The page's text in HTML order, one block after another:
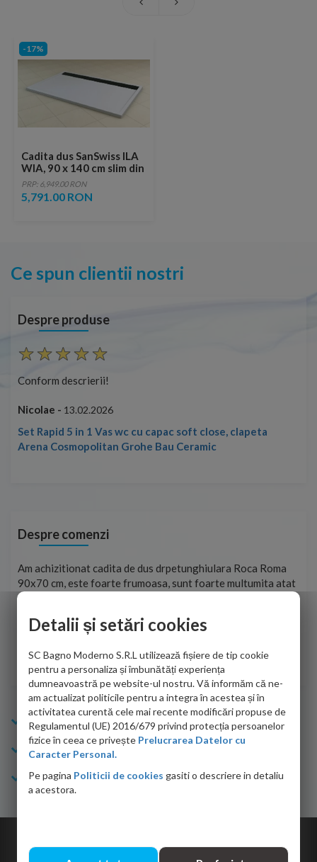
-17%
Cadita dus SanSwiss ILA
WIA, 90 x 140 cm slim din
marmura compozita alb,
negru
PRP: 6,949.00 RON
5,791.00 RON
Ce spun clientii nostri
Despre produse
Conform descrierii!
Nicolae - 13.02.2026
Set Rapid 5 in 1 Vas wc cu capac soft close, clapeta
Arena Cosmopolitan Grohe Bau Ceramic
Despre comenzi
Am achizitionat cadita de dus drpetunghiulara Roca Roma
90x70 cm, este foarte frumoasa, sunt foarte multumita atat
de personalul firmei dvs. cu care am colaborat in obtinerea
adus coletul in siguranta.Numai bine, va doresc!
Sofrone Viviana -28.07.2026
Info Bagno
Cumparaturi
Suport clienti
Detalii și setări cookies
SC Bagno Moderno S.R.L utilizează fișiere de tip cookie
pentru a personaliza și îmbunătăți experiența
dumneavoastră pe website-ul nostru. Vă informăm că ne-
am actualizat politicile pentru a integra în acestea și în
activitatea curentă cele mai recente modificări propuse de
Regulamentul (UE) 2016/679 privind protecția persoanelor
fizice în ceea ce privește Prelucrarea Datelor cu
Caracter Personal.
Pe pagina Politicii de cookies gasiti o descriere in detaliu
a acestora.